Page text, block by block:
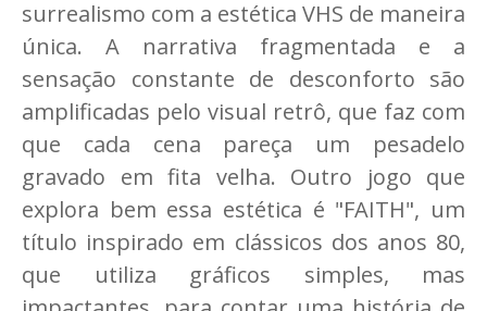
surrealismo com a estética VHS de maneira
única. A narrativa fragmentada e a
sensação constante de desconforto são
amplificadas pelo visual retrô, que faz com
que cada cena pareça um pesadelo
gravado em fita velha. Outro jogo que
explora bem essa estética é "FAITH", um
título inspirado em clássicos dos anos 80,
que utiliza gráficos simples, mas